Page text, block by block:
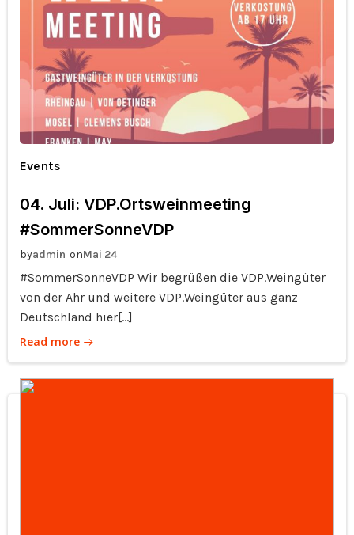
Events
04. Juli: VDP.Ortsweinmeeting
#SommerSonneVDP
byadmin onMai 24
#SommerSonneVDP Wir begrüßen die VDP.Weingüter
von der Ahr und weitere VDP.Weingüter aus ganz
Deutschland hier[…]
Read more